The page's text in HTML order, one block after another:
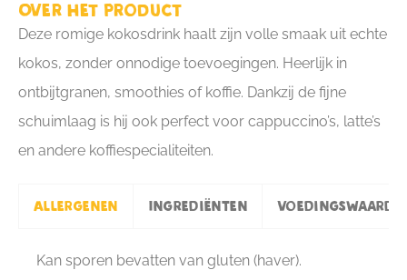
Over het product
Deze romige kokosdrink haalt zijn volle smaak uit echte
kokos, zonder onnodige toevoegingen. Heerlijk in
ontbijtgranen, smoothies of koffie. Dankzij de fijne
schuimlaag is hij ook perfect voor cappuccino’s, latte’s
en andere koffiespecialiteiten.
Allergenen Ingrediënten
Kan sporen bevatten van gluten (haver).